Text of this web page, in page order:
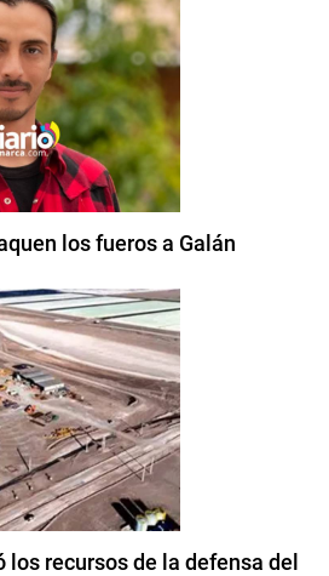
los fueros a Galán
recursos de la defensa del